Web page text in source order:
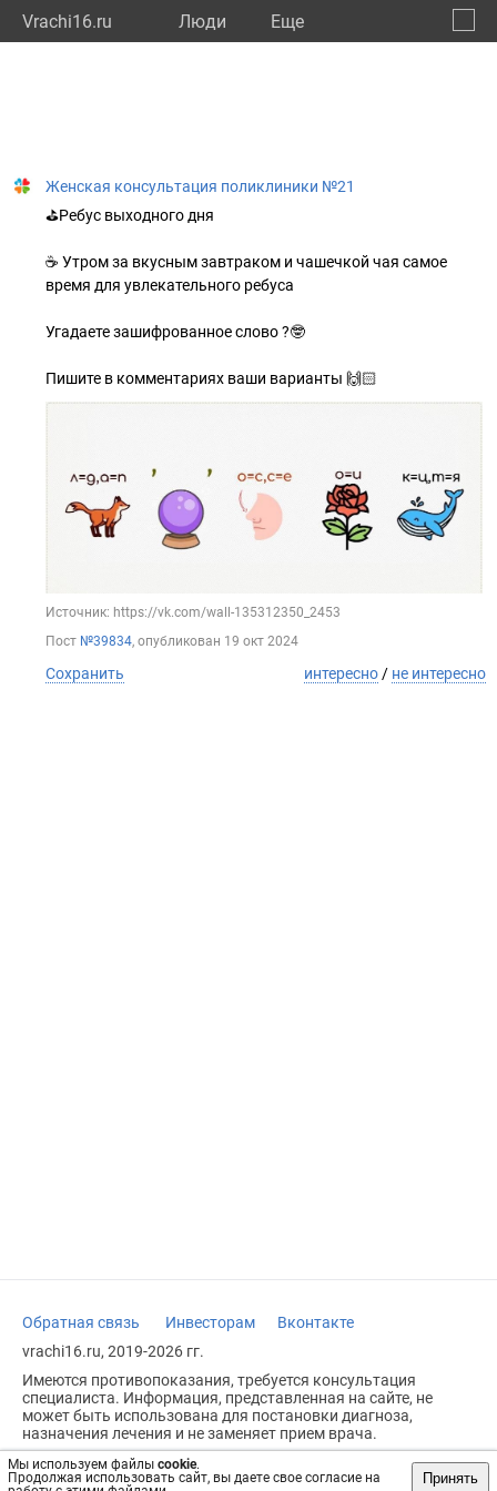
Vrachi16.ru Люди Eще
Мы используем файлы cookie.
Продолжая использовать сайт, вы даете свое согласие на
Принять
Женская консультация поликлиники №21
⛳️Ребус выходного дня
☕️ Утром за вкусным завтраком и чашечкой чая самое
время для увлекательного ребуса
Угадаете зашифрованное слово ?🤓
Пишите в комментариях ваши варианты 🙌🏻
Источник: https://vk.com/wall-135312350_2453
Пост №39834, опубликован 19 окт 2024
Сохранить интересно / не интересно
Обратная связь Инвесторам
Вконтакте
vrachi16.ru, 2019-2026 гг.
Имеются противопоказания, требуется консультация
специалиста. Информация, представленная на сайте, не
может быть использована для постановки диагноза,
назначения лечения и не заменяет прием врача.
Возрастное ограничение: 18+